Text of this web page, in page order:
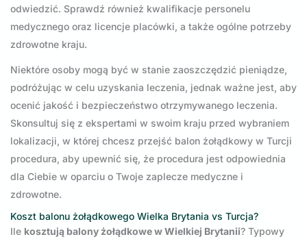
odwiedzić. Sprawdź również kwalifikacje personelu
medycznego oraz licencje placówki, a także ogólne potrzeby
zdrowotne kraju.
Niektóre osoby mogą być w stanie zaoszczędzić pieniądze,
podróżując w celu uzyskania leczenia, jednak ważne jest, aby
ocenić jakość i bezpieczeństwo otrzymywanego leczenia.
Skonsultuj się z ekspertami w swoim kraju przed wybraniem
lokalizacji, w której chcesz przejść balon żołądkowy w Turcji
procedura, aby upewnić się, że procedura jest odpowiednia
dla Ciebie w oparciu o Twoje zaplecze medyczne i
zdrowotne.
Koszt balonu żołądkowego Wielka Brytania vs Turcja?
Ile kosztują balony żołądkowe w Wielkiej Brytanii? Typowy